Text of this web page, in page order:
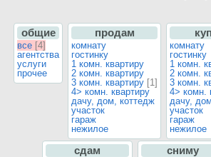
общие
все [4]
агентства
услуги
прочее
продам
комнату
гостинку
1 комн. квартиру
2 комн. квартиру
3 комн. квартиру [1]
4> комн. квартиру
дачу, дом, коттедж
участок
гараж
нежилое
комнату
гостинку
1 комн.
2 комн.
3 комн.
4> комн.
дачу,
участок
гараж
нежилое
сдам сниму